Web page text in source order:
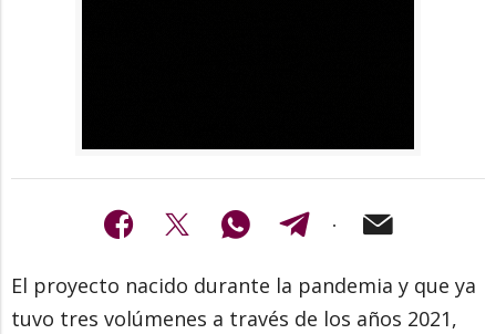
El proyecto nacido durante la pandemia y que ya
tuvo tres volúmenes a través de los años 2021,